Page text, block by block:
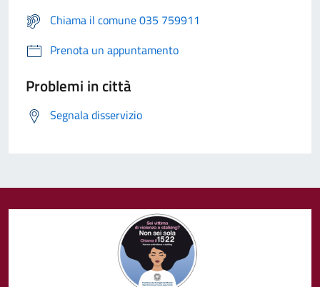
Chiama il comune 035 759911
Prenota un appuntamento
Problemi in città
Segnala disservizio